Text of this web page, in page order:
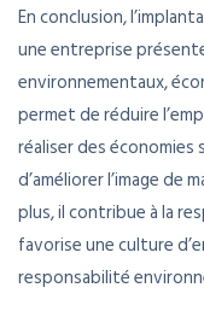
En conclusion,
une entreprise
environnementaux,
permet de réduire
réaliser des
d’améliorer l’image de
plus, il contribue à la
favorise une culture
responsabilité